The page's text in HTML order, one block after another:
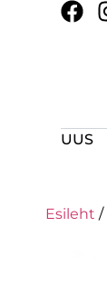
UUS
Esileht /